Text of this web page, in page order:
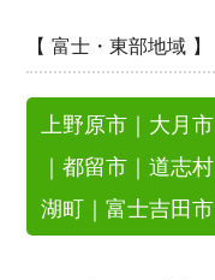
【 富士・東部地域 】
上野原市 ｜ 大月市
｜都留市 ｜道志村
湖町 ｜富士吉田市